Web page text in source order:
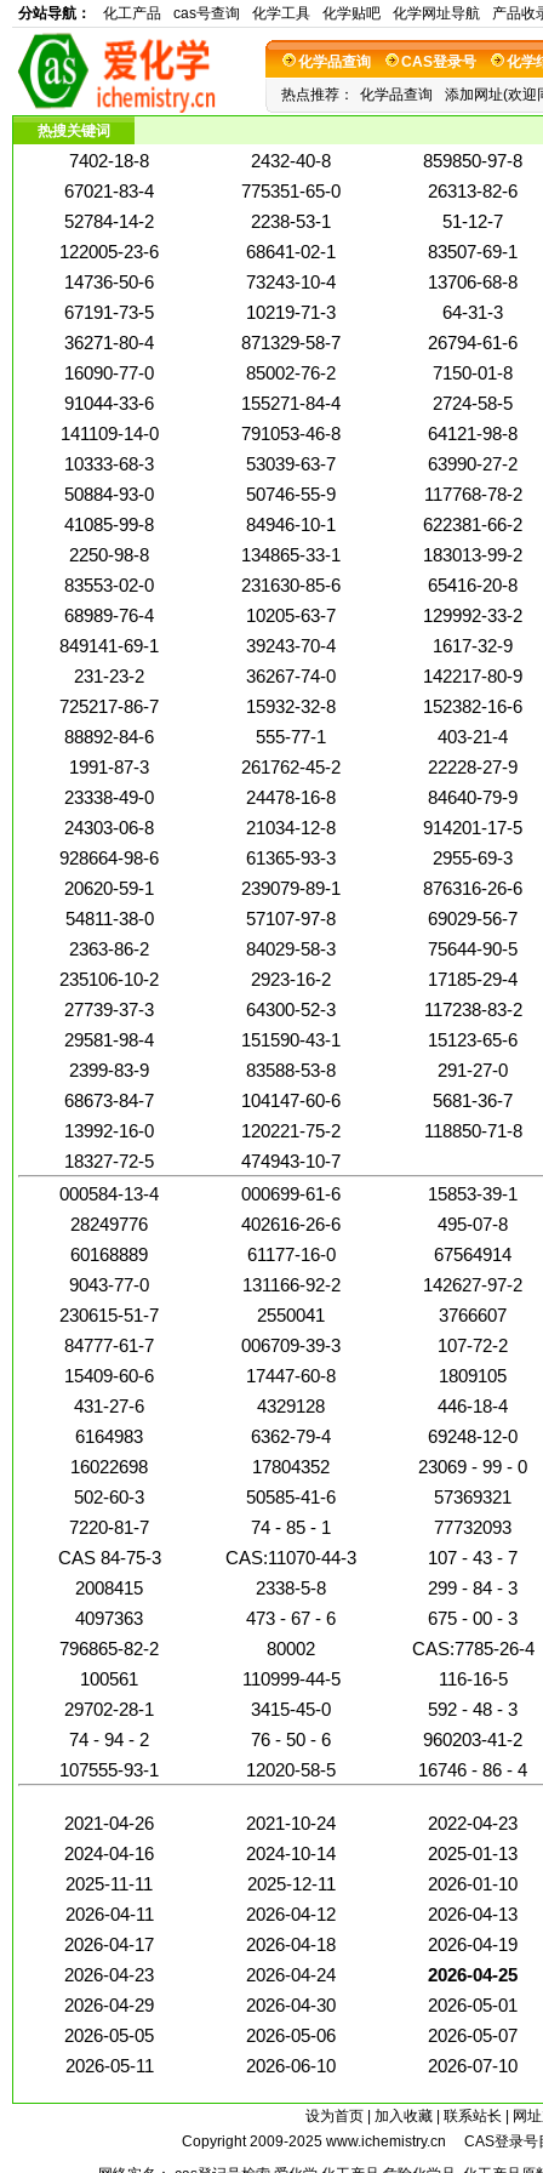
分站导航： 化工产品 cas号查询 化学工具 化学贴吧 化学网址导航 产品收
化学品查询 CAS登录号
化学
热点推荐：
化学品查询 添加网址(欢迎
热搜关键词
7402-18-8 2432-40-8
859850-97-8
67021-83-4
775351-65-0
26313-82-6
52784-14-2
2238-53-1
51-12-7
122005-23-6
68641-02-1
83507-69-1
14736-50-6
73243-10-4
13706-68-8
67191-73-5
10219-71-3
64-31-3
36271-80-4
871329-58-7
26794-61-6
16090-77-0
85002-76-2
7150-01-8
91044-33-6
155271-84-4
2724-58-5
141109-14-0
791053-46-8
64121-98-8
10333-68-3
53039-63-7
63990-27-2
50884-93-0
50746-55-9
117768-78-2
41085-99-8
84946-10-1
622381-66-2
2250-98-8
134865-33-1
183013-99-2
83553-02-0
231630-85-6
65416-20-8
68989-76-4
10205-63-7
129992-33-2
849141-69-1
39243-70-4
1617-32-9
231-23-2
36267-74-0
142217-80-9
725217-86-7
15932-32-8
152382-16-6
88892-84-6
555-77-1
403-21-4
1991-87-3
261762-45-2
22228-27-9
23338-49-0
24478-16-8
84640-79-9
24303-06-8
21034-12-8
914201-17-5
928664-98-6
61365-93-3
2955-69-3
20620-59-1
239079-89-1
876316-26-6
54811-38-0
57107-97-8
69029-56-7
2363-86-2
84029-58-3
75644-90-5
235106-10-2
2923-16-2
17185-29-4
27739-37-3
64300-52-3
117238-83-2
29581-98-4
151590-43-1
15123-65-6
2399-83-9
83588-53-8
291-27-0
68673-84-7
104147-60-6
5681-36-7
13992-16-0
120221-75-2
118850-71-8
18327-72-5
474943-10-7
000584-13-4
000699-61-6
15853-39-1
28249776
402616-26-6
495-07-8
60168889
61177-16-0
67564914
9043-77-0
131166-92-2
142627-97-2
230615-51-7
2550041
3766607
84777-61-7
006709-39-3
107-72-2
15409-60-6
17447-60-8
1809105
431-27-6
4329128
446-18-4
6164983
6362-79-4
69248-12-0
16022698
17804352
23069 - 99 - 0
502-60-3
50585-41-6
57369321
7220-81-7
74 - 85 - 1
77732093
CAS 84-75-3
CAS:11070-44-3
107 - 43 - 7
2008415
2338-5-8
299 - 84 - 3
4097363
473 - 67 - 6
675 - 00 - 3
796865-82-2
80002
CAS:7785-26-4
100561
110999-44-5
116-16-5
29702-28-1
3415-45-0
592 - 48 - 3
74 - 94 - 2
76 - 50 - 6
960203-41-2
107555-93-1
12020-58-5 16746 - 86 - 4
2021-04-26 2021-10-24
2022-04-23
2024-04-16
2024-10-14
2025-01-13
2025-11-11
2025-12-11
2026-01-10
2026-04-11
2026-04-12
2026-04-13
2026-04-17
2026-04-18
2026-04-19
2026-04-23
2026-04-24
2026-04-25
2026-04-29
2026-04-30
2026-05-01
2026-05-05
2026-05-06
2026-05-07
2026-05-11
2026-06-10 2026-07-10
设为首页 加入收藏 联系站长
网
Copyright 2009-2025 www.ichemistry.cn
CAS登录号